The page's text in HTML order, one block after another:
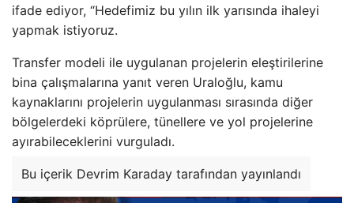
ifade ediyor, “Hedefimiz bu yılın ilk yarısında ihaleyi
yapmak istiyoruz.
Transfer modeli ile uygulanan projelerin eleştirilerine
bina çalışmalarına yanıt veren Uraloğlu, kamu
kaynaklarını projelerin uygulanması sırasında diğer
bölgelerdeki köprülere, tünellere ve yol projelerine
ayırabileceklerini vurguladı.
Bu içerik Devrim Karaday tarafından yayınlandı